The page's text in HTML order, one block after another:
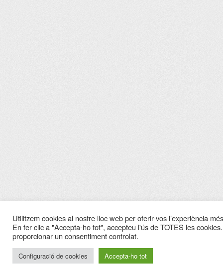
Utilitzem cookies al nostre lloc web per oferir-vos l’experiència
En fer clic a "Accepta-ho tot", accepteu l'ús de TOTES les
proporcionar un consentiment controlat.
Configuració de cookies Accepta-ho tot